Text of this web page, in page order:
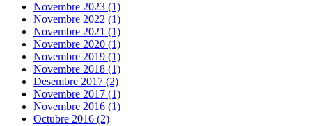
Novembre 2023 (1)
Novembre 2022 (1)
Novembre 2021 (1)
Novembre 2020 (1)
Novembre 2019 (1)
Novembre 2018 (1)
Desembre 2017 (2)
Novembre 2017 (1)
Novembre 2016 (1)
Octubre 2016 (2)